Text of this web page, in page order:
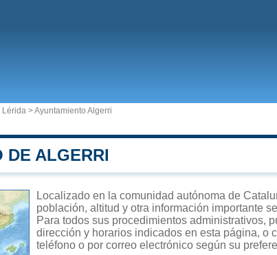
Lérida >Ayuntamiento Algerri
DE ALGERRI
Localizado en la comunidad autónoma de
población, altitud y otra información importante
Para todos sus procedimientos administrativos,
dirección y horarios indicados en esta página, o
teléfono o por correo electrónico según su